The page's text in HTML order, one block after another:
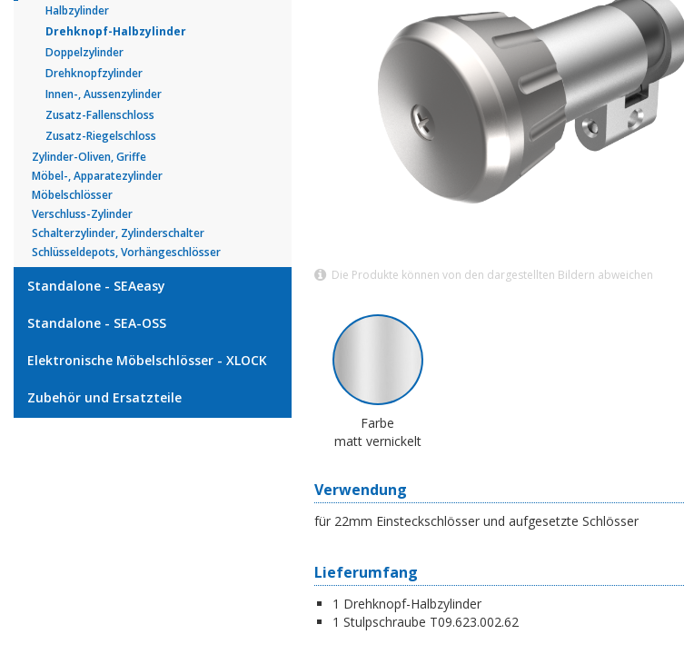
Halbzylinder
Drehknopf-Halbzylinder
Doppelzylinder
Drehknopfzylinder
Innen-, Aussenzylinder
Zusatz-Fallenschloss
Zusatz-Riegelschloss
Zylinder-Oliven, Griffe
Möbel-, Apparatezylinder
Möbelschlösser
Verschluss-Zylinder
Schalterzylinder, Zylinderschalter
Schlüsseldepots, Vorhängeschlösser
Standalone - SEAeasy
Standalone - SEA-OSS
Elektronische Möbelschlösser - XLOCK
Zubehör und Ersatzteile
Die Produkte können von den dargestellten Bildern abweichen
Farbe
matt vernickelt
Verwendung
für 22mm Einsteckschlösser und aufgesetzte Schlösser
Lieferumfang
1 Drehknopf-Halbzylinder
1 Stulpschraube T09.623.002.62